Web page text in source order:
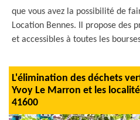
que vous avez la possibilité de
Location Bennes. Il propose des
et accessibles à toutes les
L'élimination des déchets
Yvoy Le Marron et les
41600